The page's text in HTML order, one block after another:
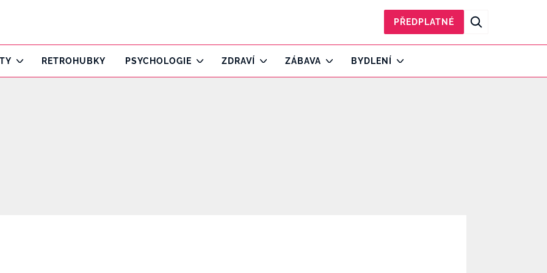
PŘEDPLATNÉ
RETROHUBKY PSYCHOLOGIE ZDRAVÍ ZÁBAVA BYDLENÍ